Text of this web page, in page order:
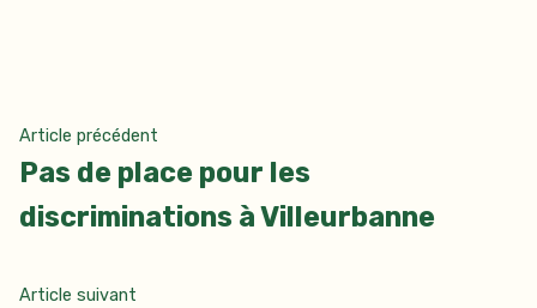
Navigation
de
Article précédent
précédent :
Pas de place pour les
discriminations à Villeurbanne
Article suivant